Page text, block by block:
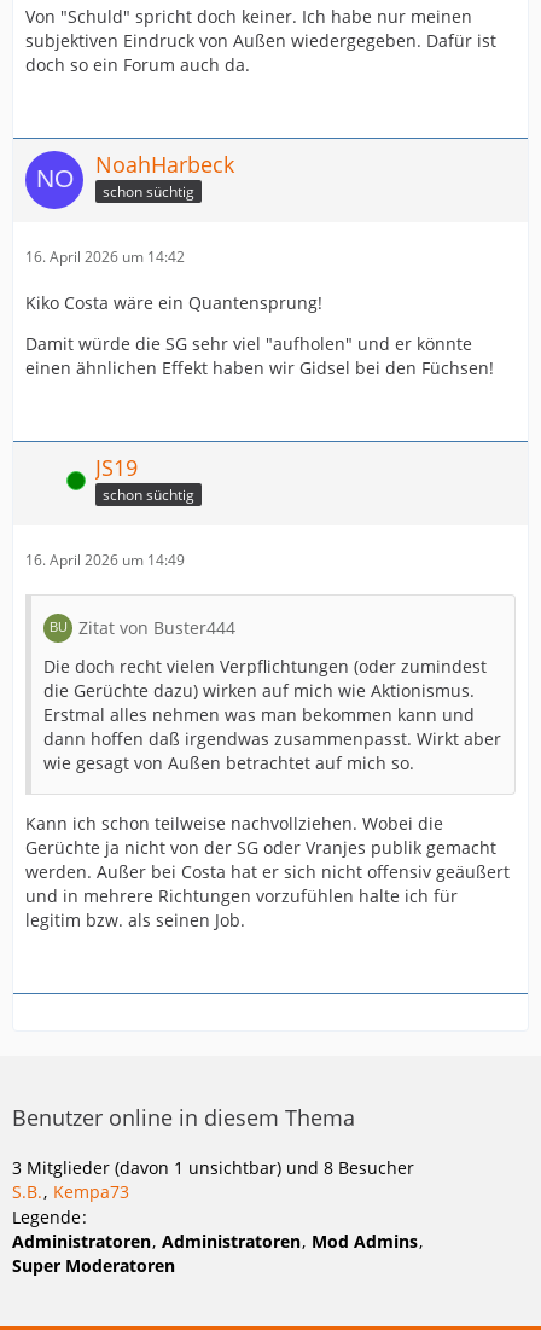
Von "Schuld" spricht doch keiner. Ich habe nur meinen
subjektiven Eindruck von Außen wiedergegeben. Dafür ist
doch so ein Forum auch da.
NoahHarbeck
schon süchtig
16. April 2026 um 14:42
Kiko Costa wäre ein Quantensprung!
Damit würde die SG sehr viel "aufholen" und er könnte
einen ähnlichen Effekt haben wir Gidsel bei den Füchsen!
Online JS19
schon süchtig
16. April 2026 um 14:49
Zitat von Buster444
Die doch recht vielen Verpflichtungen (oder zumindest
die Gerüchte dazu) wirken auf mich wie Aktionismus.
Erstmal alles nehmen was man bekommen kann und
dann hoffen daß irgendwas zusammenpasst. Wirkt aber
wie gesagt von Außen betrachtet auf mich so.
Kann ich schon teilweise nachvollziehen. Wobei die
Gerüchte ja nicht von der SG oder Vranjes publik gemacht
werden. Außer bei Costa hat er sich nicht offensiv geäußert
und in mehrere Richtungen vorzufühlen halte ich für
legitim bzw. als seinen Job.
Benutzer online in diesem Thema
3 Mitglieder (davon 1 unsichtbar) und 8 Besucher
S.B. Kempa73
Legende
Administratoren Administratoren Mod Admins
Super Moderatoren